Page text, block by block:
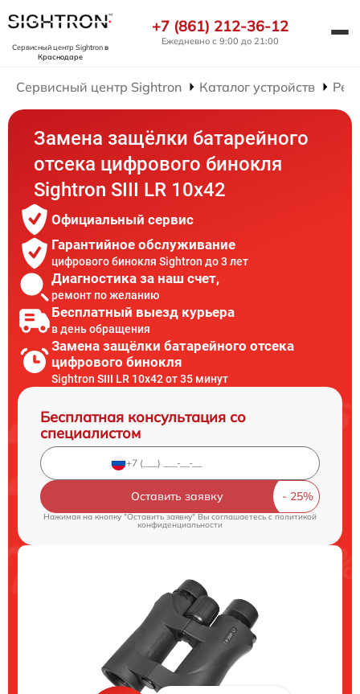
Сервисный центр Sightronв
Краснодаре
+7 (861) 212-36-12
Ежедневно с 9:00 до 21:00
Сервисный центр Sightron Каталог устройств
Замена защёлки батарейного
отсека цифрового бинокля
Sightron SIII LR 10x42
Официальный сервис
Гарантийное обслуживание
цифрового бинокля Sightron до 3 лет
Диагностика за наш счет,
ремонт по желанию
Бесплатный выезд курьера
в день обращения
Замена защёлки батарейного отсека
цифрового бинокля
Sightron SIII LR 10x42 от 35 минут
Бесплатная консультация со
специалистом
Оставить заявку
Нажимая на кнопку "Оставить заявку" Вы соглашаетесь cполитикой
конфиденциальности